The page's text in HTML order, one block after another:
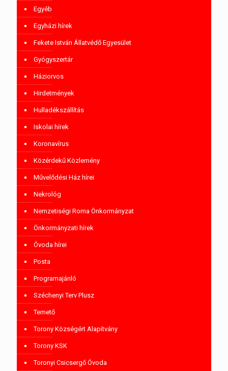
Egyéb
Egyházi hírek
Fekete István Állatvédő Egyesület
Gyógyszertár
Háziorvos
Hirdetmények
Hulladékszállítás
Iskolai hírek
Koronavírus
Közérdekű Közlemény
Művelődési Ház hírei
Nekrológ
Nemzetiségi Roma Önkormányzat
Önkormányzati hírek
Óvoda hírei
Posta
Programajánló
Széchenyi Terv Plusz
Temető
Torony Községért Alapítvány
Torony KSK
Toronyi Csicsergő Óvoda